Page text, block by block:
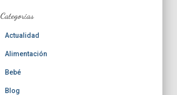
Categorias
Actualidad
Alimentación
Bebé
Blog